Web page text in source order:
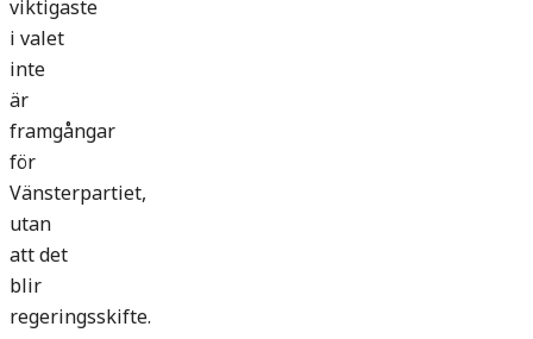
i valet
inte
är
framgångar
för
Vänsterpartiet,
utan
att det
blir
regeringsskifte.